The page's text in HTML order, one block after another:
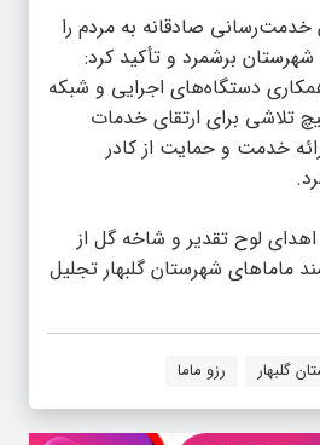
خدمت‌رسانی صادقانه به مردم را
برشمرد و تأکید کرد:
دستگاه‌های اجرایی و شبکه
تلاشی برای ارتقای خدمات
خدمت و حمایت از کادر
اهدای لوح تقدیر و شاخه گل از
ماماهای شهرستان گلبهار تجلیل
گلبهار رزو ماما